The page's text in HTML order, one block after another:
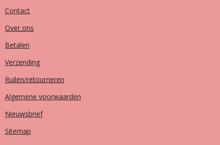
Contact
Over ons
Betalen
Verzending
Ruilen/retourneren
Algemene voorwaarden
Nieuwsbrief
Sitemap